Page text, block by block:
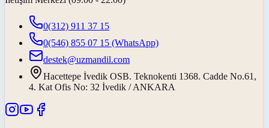
0(312) 911 37 15
0(546) 855 07 15 (WhatsApp)
destek@uzmandil.com
Hacettepe İvedik OSB. Teknokenti 1368. Cadde No.61,
4. Kat Ofis No: 32 İvedik / ANKARA